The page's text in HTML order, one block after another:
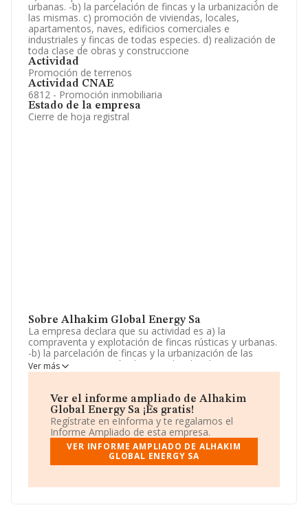
urbanas. -b) la parcelación de fincas y la urbanización de
las mismas. c) promoción de viviendas, locales,
apartamentos, naves, edificios comerciales e
industriales y fincas de todas especies. d) realización de
toda clase de obras y construccione
Actividad
Promoción de terrenos
Actividad CNAE
6812 - Promoción inmobiliaria
Estado de la empresa
Cierre de hoja registral
Sobre Alhakim Global Energy Sa
La empresa declara que su actividad es a) la
compraventa y explotación de fincas rústicas y urbanas.
-b) la parcelación de fincas y la urbanización de las
mismas. c) promoción de viviendas, locales,
apartamentos, naves, edificios comerciales e
toda clase de obras y construccione. La empresa está
registrada como Sociedad Anónima. Su CNAE
corresponde a 6812 con código '%cnae%'. La empresa
no tiene actividad en mercados exteriores.
Su email esmlaneri@agesagroup.com.
A93111219, se encuentra en Avenida Las Cumbres
Ver más
Ver el informe ampliado de Alhakim
Global Energy Sa ¡Es gratis!
Regístrate en eInforma y te regalamos el
Informe Ampliado de esta empresa.
VER INFORME AMPLIADO DE ALHAKIM
GLOBAL ENERGY SA